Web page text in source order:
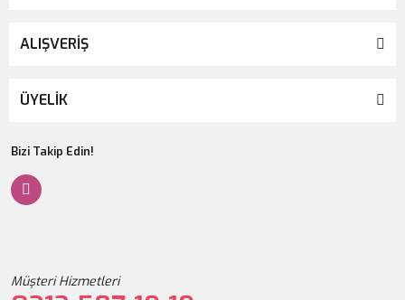
ALIŞVERİŞ
ÜYELİK
Bizi Takip Edin!
Müşteri Hizmetleri